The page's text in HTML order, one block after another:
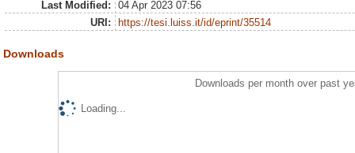
Last Modified:
04 Apr 2023 07:56
URI:
https://tesi.luiss.it/id/eprint/35514
Downloads
Downloads per month over past
Loading...